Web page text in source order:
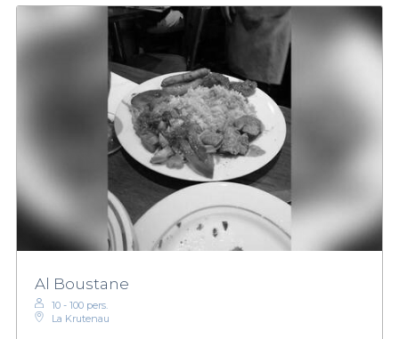
Al Boustane
10 - 100 pers.
La Krutenau